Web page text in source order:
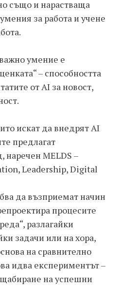
също и нарастваща
за работа и учене
умение е
– способността
от AI за новост,
искат да внедрят AI
предлагат
наречен MELDS –
Leadership, Digital
да възприемат начин
процесите
разлагайки
задачи или на хора,
на сравнително
идва експериментът –
на успешни